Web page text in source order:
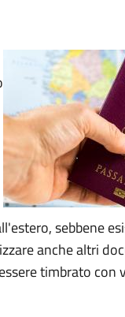
sebbene
anche altri
timbrato con